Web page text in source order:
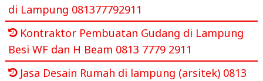
di Lampung 081377792911
Kontraktor Pembuatan Gudang di Lampung
Besi WF dan H Beam 0813 7779 2911
Jasa Desain Rumah di lampung (arsitek) 0813